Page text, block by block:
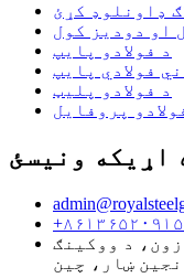
ډاونلوډ کړئ
او دودیز کول
د فولادو پایپ
فولادي پایپ
د فولادو پلیټ
پروفایل
اړیکه ونیسئ
د ووکینګ